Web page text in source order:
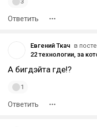
Ответить
Евгений Ткач в посте
А бигдэйта где!?
1
Ответить